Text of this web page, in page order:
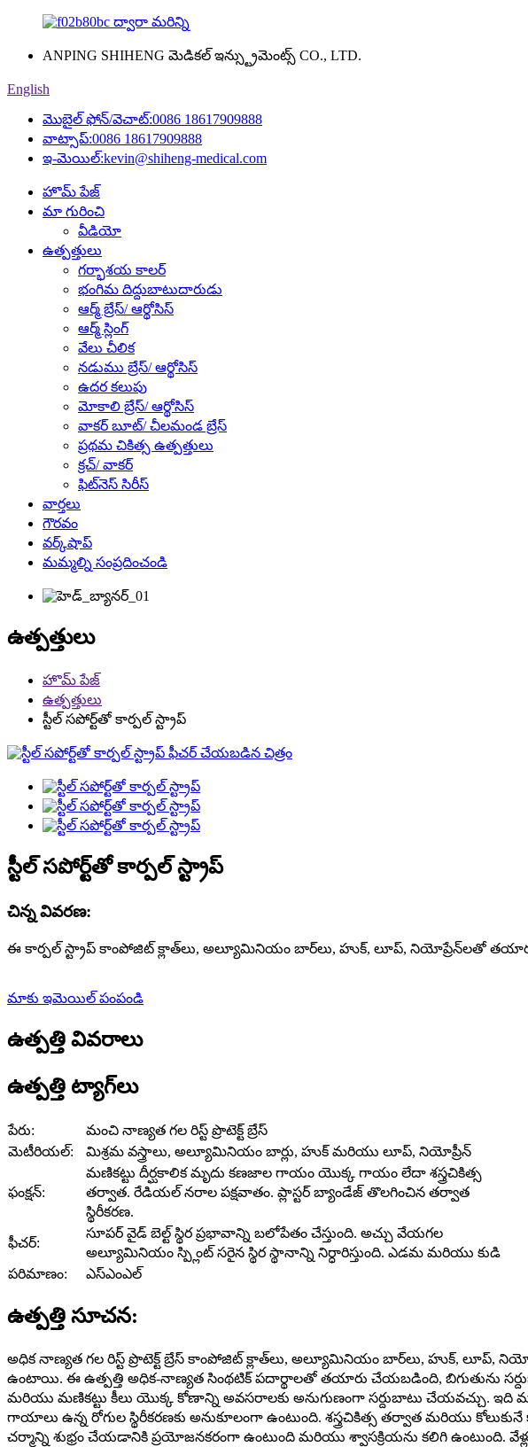
ANPING SHIHENG మెడికల్ ఇన్స్ట్రుమెంట్స్ CO., LTD.
English
మొబైల్ ఫోన్/వెచాట్:0086 18617909888
వాట్సాప్:0086 18617909888
ఇ-మెయిల్:kevin@shiheng-medical.com
హొమ్ పేజ్
మా గురించి
వీడియో
ఉత్పత్తులు
గర్భాశయ కాలర్
భంగిమ దిద్దుబాటుదారుడు
ఆర్మ్ బ్రేస్/ ఆర్థోసిస్
ఆర్మ్ స్లింగ్
వేలు చీలిక
నడుము బ్రేస్/ ఆర్థోసిస్
ఉదర కలుపు
మోకాలి బ్రేస్/ ఆర్థోసిస్
వాకర్ బూట్/ చీలమండ బ్రేస్
ప్రథమ చికిత్స ఉత్పత్తులు
క్రచ్/ వాకర్
ఫిట్‌నెస్ సిరీస్
వార్తలు
గౌరవం
వర్క్‌షాప్
మమ్మల్ని సంప్రదించండి
ఉత్పత్తులు
హొమ్ పేజ్
ఉత్పత్తులు
స్టీల్ సపోర్ట్‌తో కార్పల్ స్ట్రాప్
స్టీల్ సపోర్ట్‌తో కార్పల్ స్ట్రాప్
చిన్న వివరణ:
ఈ కార్పల్ స్ట్రాప్ కాంపోజిట్ క్లాత్‌లు, అల్యూమినియం బార్‌లు, హుక్, లూప్, నియోప్రేన్‌లతో
మాకు ఇమెయిల్ పంపండి
ఉత్పత్తి వివరాలు
ఉత్పత్తి ట్యాగ్‌లు
పేరు:
మంచి నాణ్యత గల రిస్ట్ ప్రొటెక్ట్ బ్రేస్
మెటీరియల్:
మిశ్రమ వస్త్రాలు, అల్యూమినియం బార్లు, హుక్ మరియు లూప్, నియోప్రీన్
ఫంక్షన్:
మణికట్టు దీర్ఘకాలిక మృదు కణజాల గాయం యొక్క గాయం లేదా శస్త్రచికిత్స
తర్వాత. రేడియల్ నరాల పక్షవాతం. ప్లాస్టర్ బ్యాండేజ్ తొలగించిన తర్వాత
స్థిరీకరణ.
ఫీచర్:
సూపర్ వైడ్ బెల్ట్ స్థిర ప్రభావాన్ని బలోపేతం చేస్తుంది. అచ్చు వేయగల
అల్యూమినియం స్ప్లింట్ సరైన స్థిర స్థానాన్ని నిర్ధారిస్తుంది. ఎడమ మరియు కుడి
పరిమాణం:
ఎస్ఎంఎల్
ఉత్పత్తి సూచన:
అధిక నాణ్యత గల రిస్ట్ ప్రొటెక్ట్ బ్రేస్ కాంపోజిట్ క్లాత్‌లు, అల్యూమినియం బార్‌లు, హుక్,
ఉంటాయి. ఈ ఉత్పత్తి అధిక-నాణ్యత సింథటిక్ పదార్థాలతో తయారు చేయబడింది, బిగుతును
మరియు మణికట్టు కీలు యొక్క కోణాన్ని అవసరాలకు అనుగుణంగా సర్దుబాటు చేయవచ్చు. ఇది
గాయాలు ఉన్న రోగుల స్థిరీకరణకు అనుకూలంగా ఉంటుంది. శస్త్రచికిత్స తర్వాత మరియు
చర్మాన్ని శుభ్రం చేయడానికి ప్రయోజనకరంగా ఉంటుంది మరియు శ్వాసక్రియను కలిగి ఉంటుంది.